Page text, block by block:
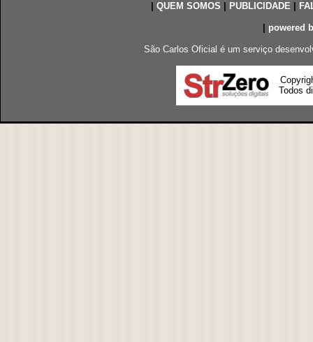
QUEM SOMOS PUBLICIDADE|
powered
São Carlos Oficial é um serviço
Todos